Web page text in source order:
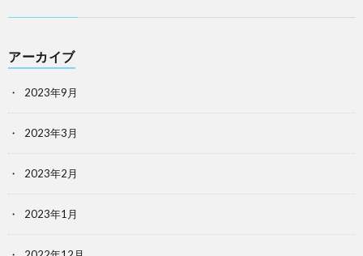
アーカイブ
2023年9月
2023年3月
2023年2月
2023年1月